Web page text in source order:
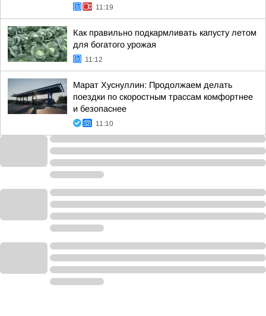
11:19
Как правильно подкармливать капусту летом
для богатого урожая
11:12
Марат Хуснуллин: Продолжаем делать
поездки по скоростным трассам комфортнее
и безопаснее
11:10